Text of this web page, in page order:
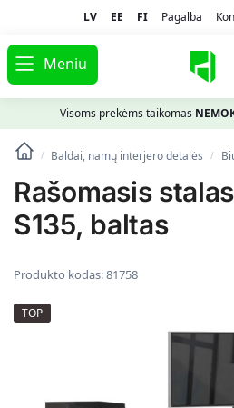
LV EE FI Pagalba
Meniu
Visoms prekėms taikomas
/ Baldai, namų interjero detalės /
Rašomasis
S135, baltas
Produkto kodas:81758
TOP